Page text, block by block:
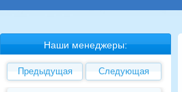
Наши менеджеры:
Предыдущая Следующая